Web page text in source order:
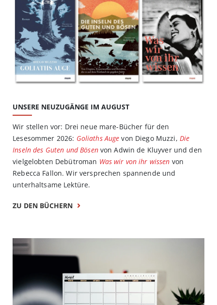
UNSERE NEUZUGÄNGE IM AUGUST
Wir stellen vor: Drei neue mare-Bücher für den
Lesesommer 2026: Goliaths Auge von Diego Muzzi, Die
Inseln des Guten und Bösenvon Adwin de Kluyver und den
vielgelobten Debütroman Was wir von ihr wissen von
Rebecca Fallon. Wir versprechen spannende und
unterhaltsame Lektüre.
ZU DEN BÜCHERN